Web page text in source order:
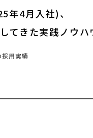
年4月入社)、
てきた実践ノウハ
用実績